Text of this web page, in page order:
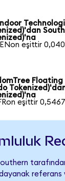
eşittir
Floating
eşittir
referans